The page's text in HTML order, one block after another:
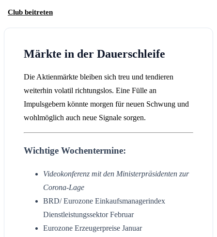
Club beitreten
Märkte in der Dauerschleife
Die Aktienmärkte bleiben sich treu und tendieren
weiterhin volatil richtungslos. Eine Fülle an
Impulsgebern könnte morgen für neuen Schwung und
wohlmöglich auch neue Signale sorgen.
Wichtige Wochentermine:
Videokonferenz mit den Ministerpräsidenten zur
Corona-Lage
BRD/ Eurozone Einkaufsmanagerindex
Dienstleistungssektor Februar
Eurozone Erzeugerpreise Januar